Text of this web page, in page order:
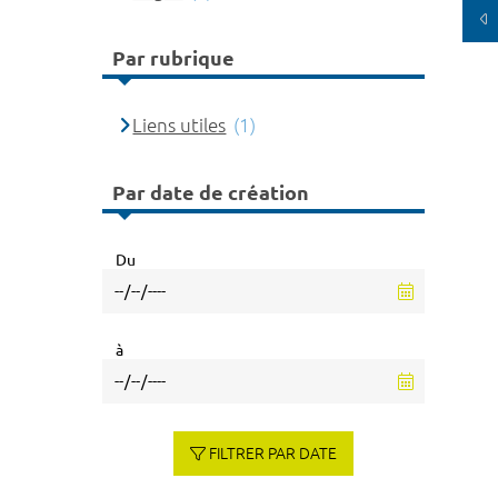
Par rubrique
Liens utiles (1)
Par date de création
Du
à
FILTRER PAR DATE